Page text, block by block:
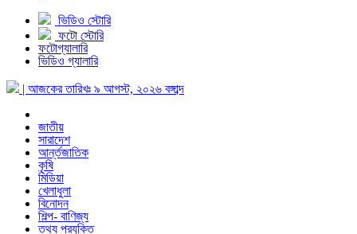
ভিডিও স্টোরি
ফটো স্টোরি
ফটোগ্যালারি
ভিডিও গ্যালারি
| আজকের তারিখঃ ৯ আগস্ট, ২০২৬ বঙ্গাব্দ
জাতীয়
সারাদেশ
আর্ন্তজাতিক
কৃষি
মিডিয়া
খেলাধুলা
বিনোদন
শিল্প- বাণিজ্য
তথ্য প্রযুক্তি